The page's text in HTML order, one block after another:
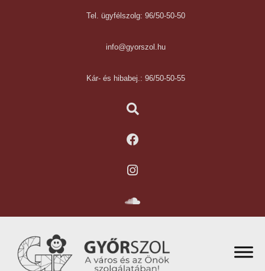
Tel. ügyfélszolg: 96/50-50-50
info@gyorszol.hu
Kár- és hibabej.: 96/50-50-55